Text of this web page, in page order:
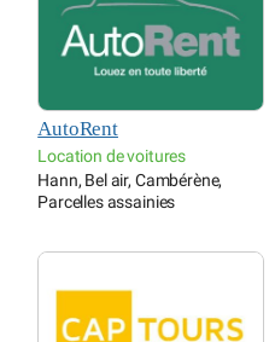
AutoRent
Location de voitures
Hann, Bel air, Cambérène,
Parcelles assainies